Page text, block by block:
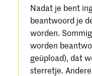
Nadat je bent
beantwoord je
worden.
worden
geüpload), dat
sterretje.